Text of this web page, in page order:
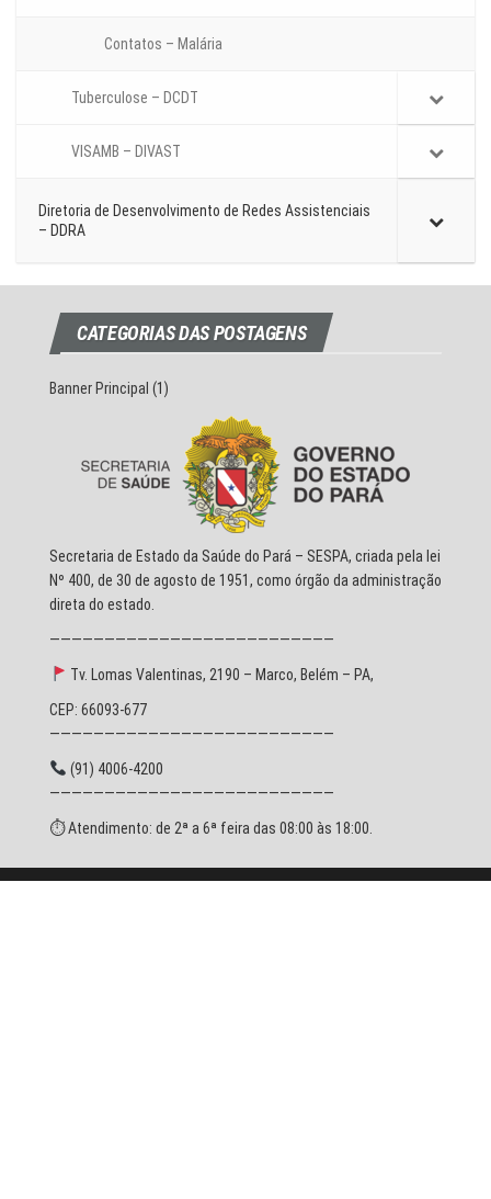
Contatos – Malária
Tuberculose – DCDT
VISAMB – DIVAST
Diretoria de Desenvolvimento de Redes Assistenciais
– DDRA
CATEGORIAS DAS POSTAGENS
Banner Principal (1)
Secretaria de Estado da Saúde do Pará – SESPA, criada pela lei
Nº 400, de 30 de agosto de 1951, como órgão da administração
direta do estado.
——————————————————————————
Tv. Lomas Valentinas, 2190 – Marco, Belém – PA,
CEP: 66093-677
——————————————————————————
(91) 4006-4200
——————————————————————————
⏱ Atendimento: de 2ª a 6ª feira das 08:00 às 18:00.